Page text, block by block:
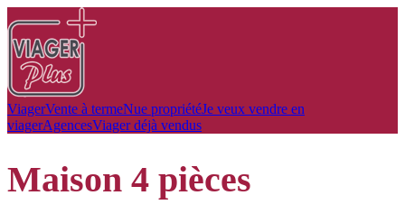
ViagerVente à termeNue propriétéJe veux vendre en
viagerAgencesViager déjà vendus
maison 4 pièces